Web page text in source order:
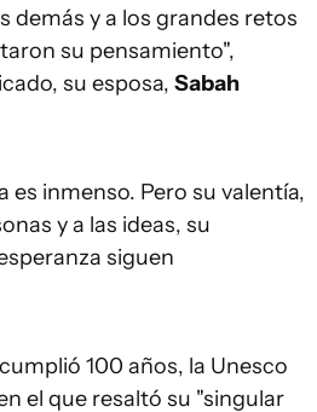
demás y a los grandes retos
su pensamiento",
su esposa, Sabah
es inmenso. Pero su valentía,
y a las ideas, su
siguen
100 años, la Unesco
el que resaltó su "singular